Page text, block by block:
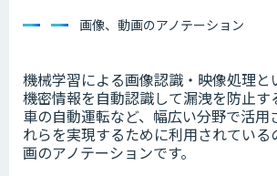
画像、動画のアノテーション
機械学習による画像認識・映像処理と
機密情報を自動認識して漏洩を防止す
車の自動運転など、幅広い分野で活用
れらを実現するために利用されている
画のアノテーションです。